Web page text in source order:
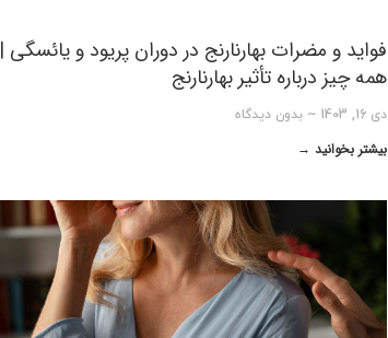
فواید و مضرات بهارنارنج در دوران پریود و یائسگی |
همه چیز درباره تأثیر بهارنارنج
دی 16, 1403 بدون دیدگاه
بیشتر بخوانید →